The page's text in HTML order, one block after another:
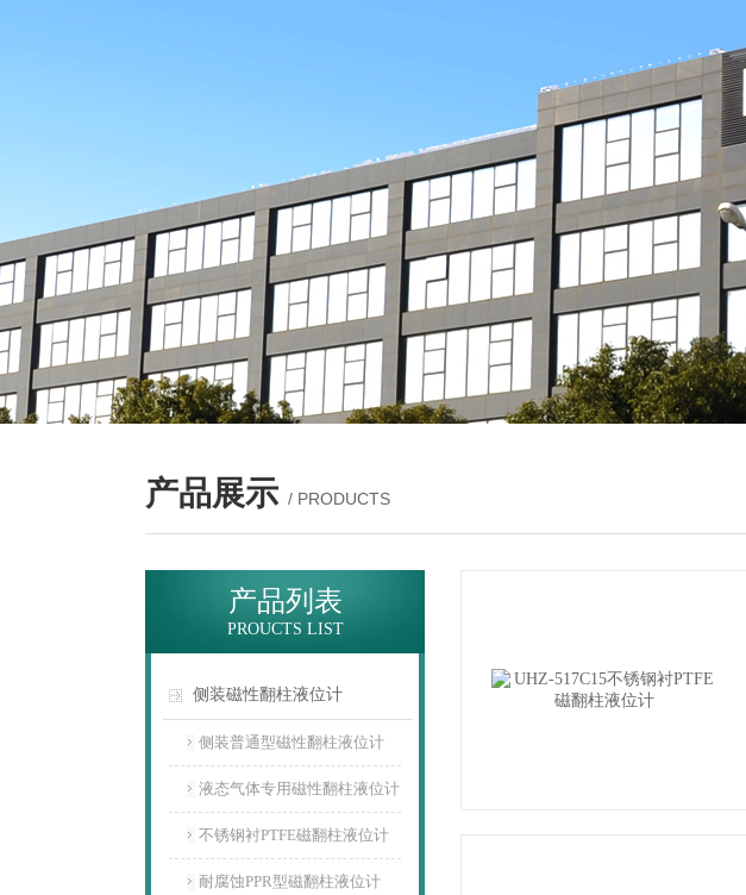
产品展示 / PRODUCTS
产品列表
PROUCTS LIST
侧装磁性翻柱液位计
侧装普通型磁性翻柱液位计
液态气体专用磁性翻柱液位计
不锈钢衬PTFE磁翻柱液位计
耐腐蚀PPR型磁翻柱液位计